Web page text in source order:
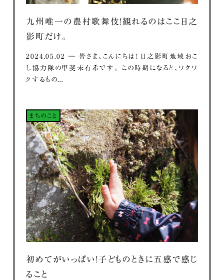
九州唯一の農村歌舞伎！観れるのはここ日之
影町だけ。
2024.05.02 ― 皆さま、こんにちは！ 日之影町地域おこ
し協力隊の甲斐未有希です。 この時期になると、ワクワ
クするもの...
まちのこと
初めてがいっぱい！子どものときに五感で感じ
ること